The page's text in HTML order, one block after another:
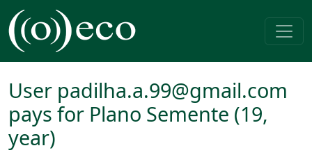
Pular para o conteúdo
Navegação principal
User padilha.a.99@gmail.com
pays for Plano Semente (19,
year)